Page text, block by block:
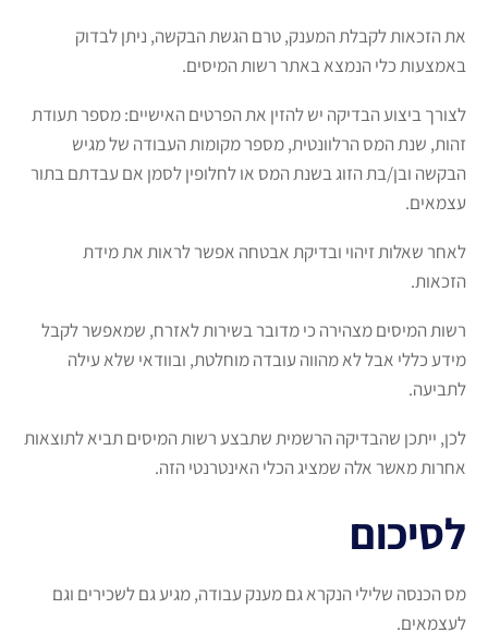
את הזכאות לקבלת המענק, טרם הגשת הבקשה, ניתן לבדוק
באמצעות כלי הנמצא באתר רשות המיסים.
לצורך ביצוע הבדיקה יש להזין את הפרטים האישיים: מספר תעודת
זהות, שנת המס הרלוונטית, מספר מקומות העבודה של מגיש
הבקשה ובן/בת הזוג בשנת המס או לחלופין לסמן אם עבדתם בתור
עצמאים.
לאחר שאלות זיהוי ובדיקת אבטחה אפשר לראות את מידת
הזכאות.
רשות המיסים מצהירה כי מדובר בשירות לאזרח, שמאפשר לקבל
מידע כללי אבל לא מהווה עובדה מוחלטת, ובוודאי שלא עילה
לתביעה.
לכן, ייתכן שהבדיקה הרשמית שתבצע רשות המיסים תביא לתוצאות
אחרות מאשר אלה שמציג הכלי האינטרנטי הזה.
לסיכום
מס הכנסה שלילי הנקרא גם מענק עבודה, מגיע גם לשכירים וגם
לעצמאים.